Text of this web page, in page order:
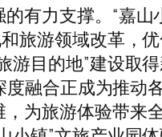
有力支撑。“嘉山
旅游领域改革，
目的地”建设取
融合正成为推动
为旅游体验带来